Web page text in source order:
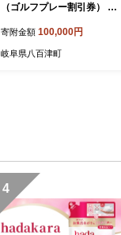
（ゴルフプレー割引券） 30,
枚） (13-10)
寄附金額 100,000円
岐阜県八百津町
4